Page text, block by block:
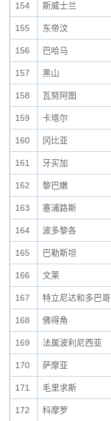
154 斯威士兰
155 东帝汶
156 巴哈马
157 黑山
158 瓦努阿图
159 卡塔尔
160 冈比亚
161 牙买加
162 黎巴嫩
163 塞浦路斯
164 波多黎各
165 巴勒斯坦
166 文莱
167 特立尼达和多巴哥
168 佛得角
169 法属波利尼西亚
170 萨摩亚
171 毛里求斯
172 科摩罗